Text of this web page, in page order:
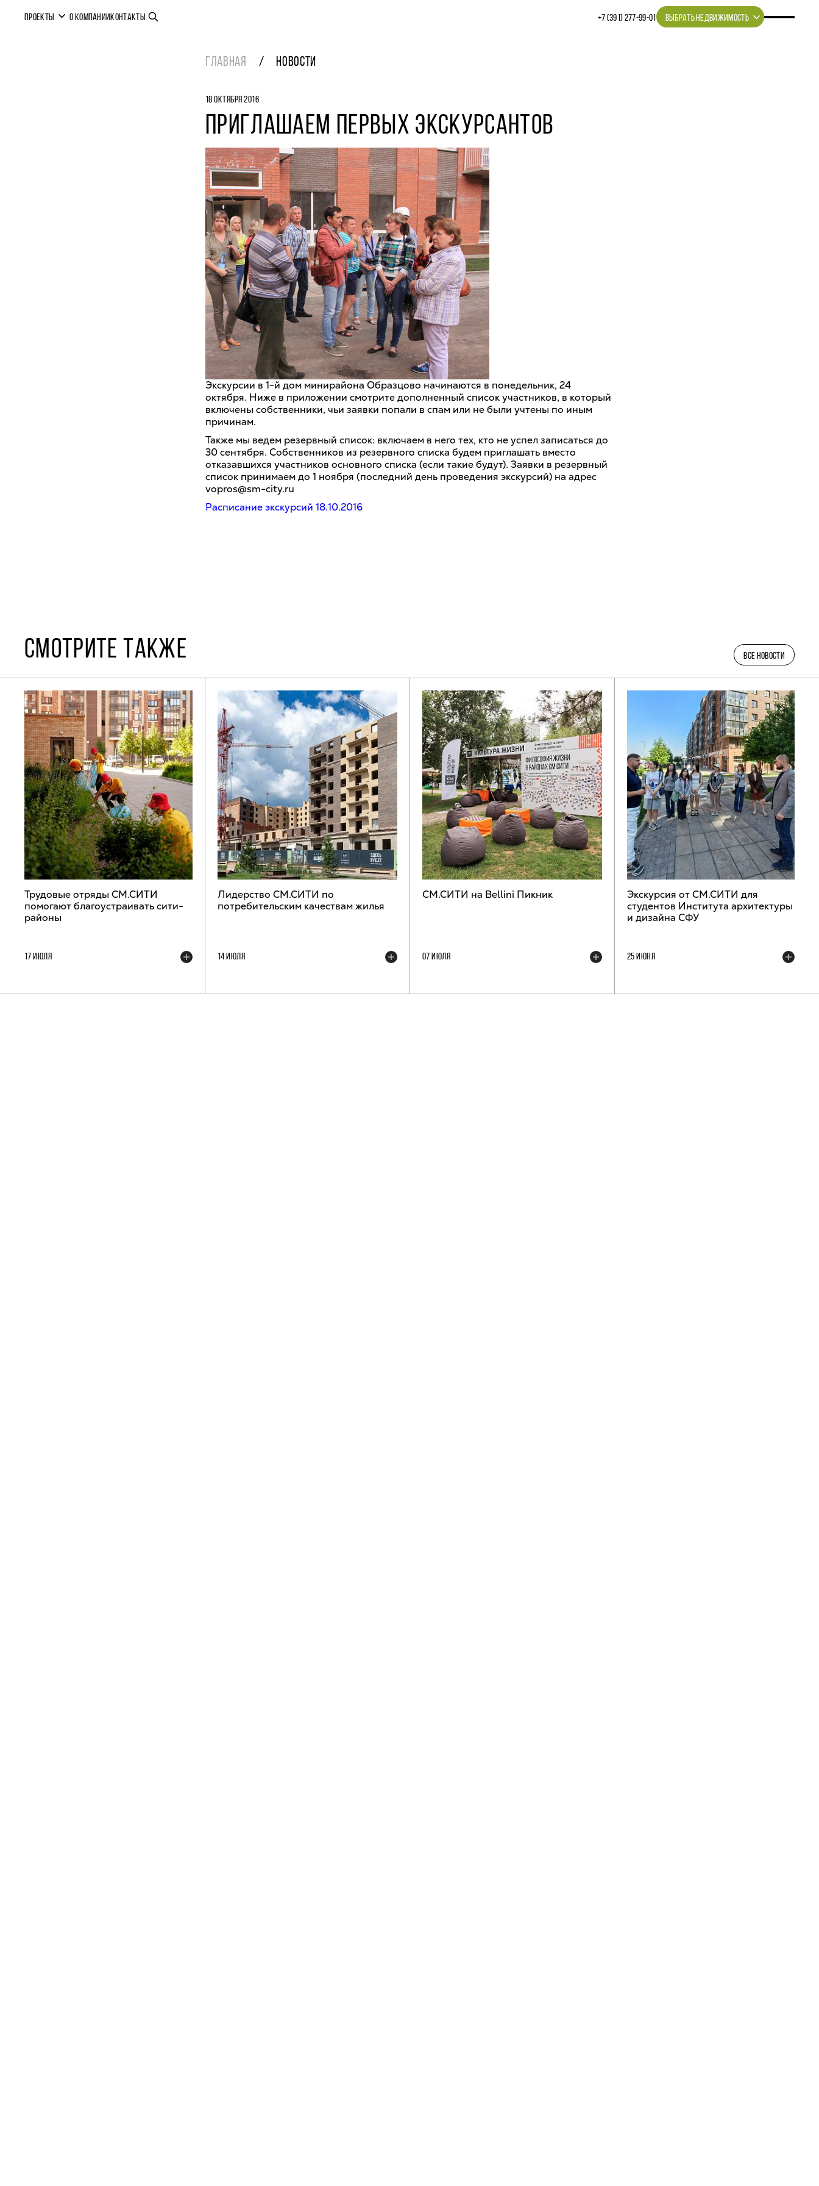
ПРОЕКТЫ О КОМПАНИИКОНТАКТЫ +7 (391) 277‒99‒01 ВЫБРАТЬ НЕДВИЖИМОСТЬ
ГЛАВНАЯ НОВОСТИ
18 ОКТЯБРЯ 2016
ПРИГЛАШАЕМ ПЕРВЫХ ЭКСКУРСАНТОВ
Экскурсии в 1-й дом минирайона Образцово начинаются в понедельник, 24
октября. Ниже в приложении смотрите дополненный список участников, в который
включены собственники, чьи заявки попали в спам или не были учтены по иным
причинам.
Также мы ведем резервный список: включаем в него тех, кто не успел записаться до
30 сентября. Собственников из резервного списка будем приглашать вместо
отказавшихся участников основного списка (если такие будут). Заявки в резервный
список принимаем до 1 ноября (последний день проведения экскурсий) на адрес
vopros@sm-city.ru
Расписание экскурсий 18.10.2016
СМОТРИТЕ ТАКЖЕ ВСЕ НОВОСТИ
Трудовые отряды СМ.СИТИ
помогают благоустраивать сити-
районы
17 ИЮЛЯ
Лидерство СМ.СИТИ по
потребительским качествам жилья
14 ИЮЛЯ
СМ.СИТИ на Bellini Пикник
07 ИЮЛЯ
Экскурсия от СМ.СИТИ для
студентов Института архитектуры
и дизайна СФУ
25 ИЮНЯ